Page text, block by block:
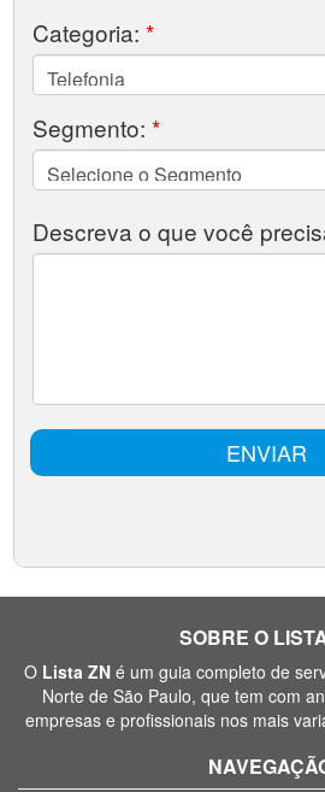
SOBRE O
O Lista ZNé um guia completo de
Norte de São Paulo, que tem com
empresas e profissionais nos mais